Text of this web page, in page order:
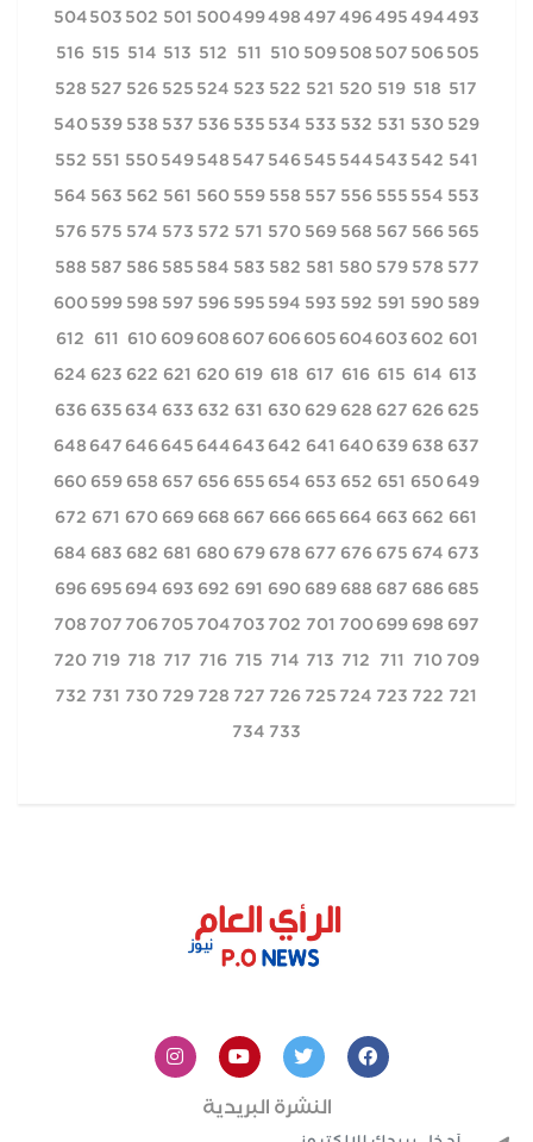
493
494
495
496
497
498
499
500
501
502
503
504
505
506
507
508
509
510
511
512
513
514
515
516
517
518
519
520
521
522
523
524
525
526
527
528
529
530
531
532
533
534
535
536
537
538
539
540
541
542
543
544
545
546
547
548
549
550
551
552
553
554
555
556
557
558
559
560
561
562
563
564
565
566
567
568
569
570
571
572
573
574
575
576
577
578
579
580
581
582
583
584
585
586
587
588
589
590
591
592
593
594
595
596
597
598
599
600
601
602
603
604
605
606
607
608
609
610
611
612
613
614
615
616
617
618
619
620
621
622
623
624
625
626
627
628
629
630
631
632
633
634
635
636
637
638
639
640
641
642
643
644
645
646
647
648
649
650
651
652
653
654
655
656
657
658
659
660
661
662
663
664
665
666
667
668
669
670
671
672
673
674
675
676
677
678
679
680
681
682
683
684
685
686
687
688
689
690
691
692
693
694
695
696
697
698
699
700
701
702
703
704
705
706
707
708
709
710
711
712
713
714
715
716
717
718
719
720
721
722
723
724
725
726
727
728
729
730
731
732
733
734
النشرة البريدية